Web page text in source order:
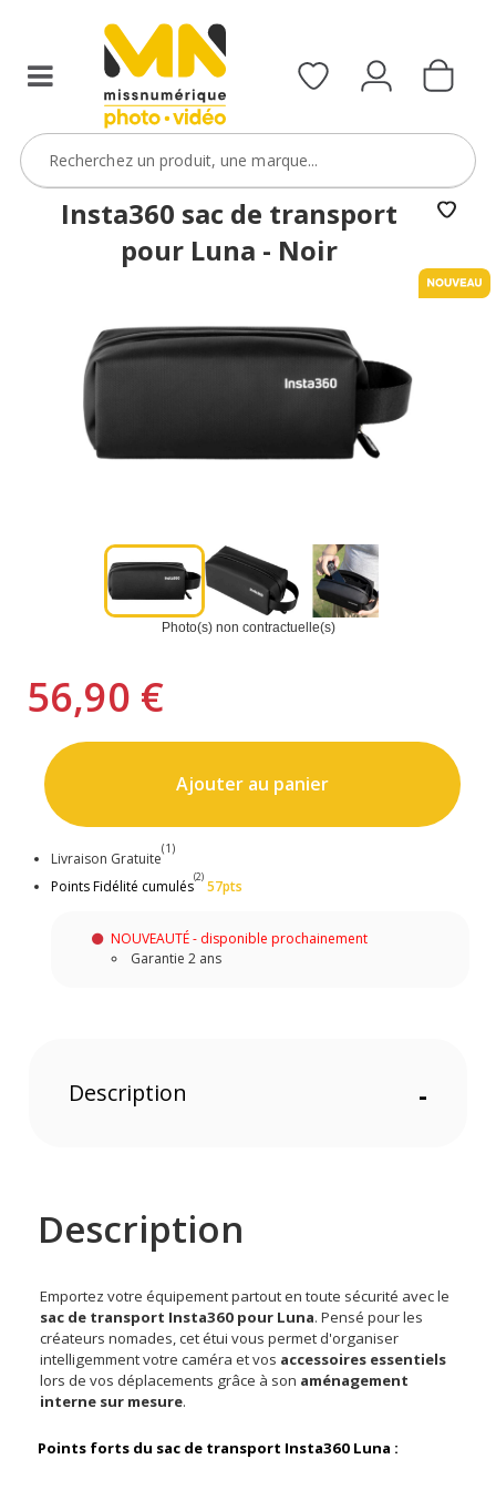
Insta360 sac de transport
pour Luna - Noir
Photo(s) non contractuelle(s)
56,90 €
Ajouter au panier
Livraison Gratuite
(1)
Points Fidélité cumulés
(2)
57pts
NOUVEAUTÉ - disponible prochainement
Garantie 2 ans
Description -
Description
Emportez votre équipement partout en toute sécurité avec le
sac de transport Insta360 pour Luna. Pensé pour les
créateurs nomades, cet étui vous permet d'organiser
intelligemment votre caméra et vos accessoires essentiels
lors de vos déplacements grâce à son aménagement
interne sur mesure.
Points forts du sac de transport Insta360 Luna :